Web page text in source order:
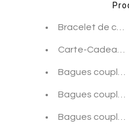
Bracelet de
Carte-Cadeau
Bagues couple
Bagues couple
Bagues couple